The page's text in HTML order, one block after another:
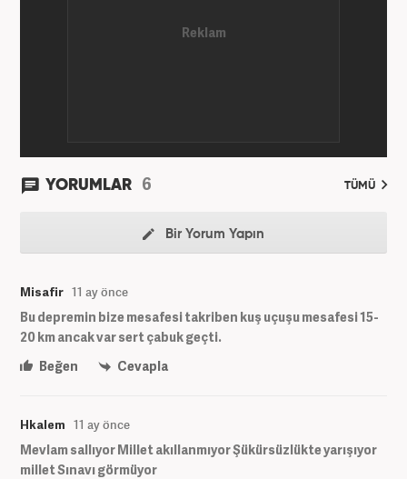
YORUMLAR 6 TÜMÜ
Bir Yorum Yapın
Misafir 11 ay önce
Bu depremin bize mesafesi takriben kuş uçuşu mesafesi 15-
20 km ancak var sert çabuk geçti.
Beğen
Cevapla
Hkalem 11 ay önce
Mevlam sallıyor Millet akıllanmıyor Şükürsüzlükte yarışıyor
millet Sınavı görmüyor